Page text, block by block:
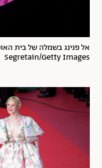
Segretain/Getty Images